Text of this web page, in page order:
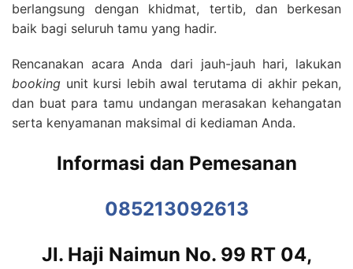
berlangsung dengan khidmat, tertib, dan berkesan
baik bagi seluruh tamu yang hadir.
Rencanakan acara Anda dari jauh-jauh hari, lakukan
booking unit kursi lebih awal terutama di akhir pekan,
dan buat para tamu undangan merasakan kehangatan
serta kenyamanan maksimal di kediaman Anda.
Informasi dan Pemesanan
085213092613
Jl. Haji Naimun No. 99 RT 04,